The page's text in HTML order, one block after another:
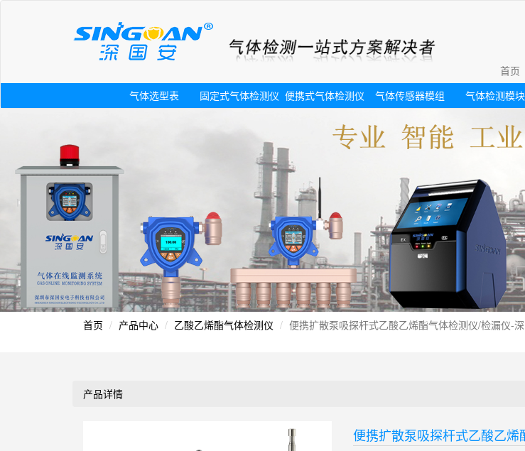
首页
气体选型表
固定式气体检测仪 便携式气体检测仪 气体传感器模组 气体检测模块
首页 产品中心 乙酸乙烯酯气体检测仪 便携扩散泵吸探杆式乙酸乙烯酯气体检测仪/检漏仪-
产品详情
便携扩散泵吸探杆式乙酸乙